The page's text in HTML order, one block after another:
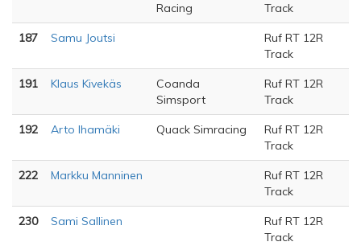
Racing
Track
187 Samu Joutsi
Ruf RT 12R
Track
191 Klaus Kivekäs
Coanda
Simsport
Ruf RT 12R
Track
192 Arto Ihamäki Quack Simracing
Ruf RT 12R
Track
222 Markku Manninen
Ruf RT 12R
Track
230 Sami Sallinen
Ruf RT 12R
Track